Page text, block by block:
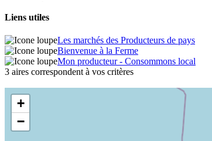
Liens utiles
Les marchés des Producteurs de pays
Bienvenue à la Ferme
Mon producteur - Consommons local
3 aires correspondent à vos critères
+
−